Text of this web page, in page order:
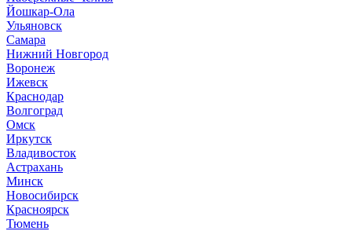
Йошкар-Ола
Ульяновск
Самара
Нижний Новгород
Воронеж
Ижевск
Краснодар
Волгоград
Омск
Иркутск
Владивосток
Астрахань
Минск
Новосибирск
Красноярск
Тюмень